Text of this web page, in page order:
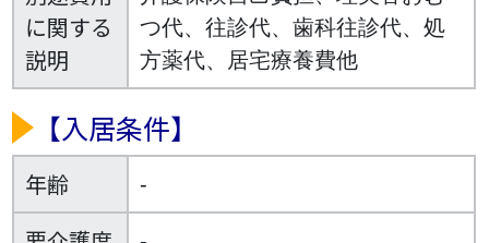
に関する
説明
つ代、往診代、歯科往診代、処
方薬代、居宅療養費他
【入居条件】
年齢 -